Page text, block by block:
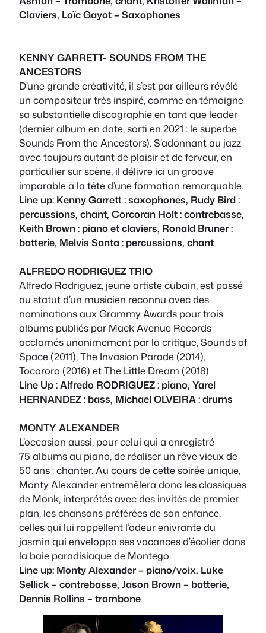
Claviers, Loïc Gayot – Saxophones
KENNY GARRETT- SOUNDS FROM THE
ANCESTORS
D’une grande créativité, il s’est par ailleurs révélé
un compositeur très inspiré, comme en témoigne
sa substantielle discographie en tant que leader
(dernier album en date, sorti en 2021 : le superbe
Sounds From the Ancestors). S’adonnant au jazz
avec toujours autant de plaisir et de ferveur, en
particulier sur scène, il délivre ici un groove
imparable à la tête d’une formation remarquable.
Line up: Kenny Garrett : saxophones, Rudy Bird :
percussions, chant, Corcoran Holt : contrebasse,
Keith Brown : piano et claviers, Ronald Bruner :
batterie, Melvis Santa : percussions, chant
ALFREDO RODRIGUEZ TRIO
Alfredo Rodriguez, jeune artiste cubain, est passé
au statut d’un musicien reconnu avec des
nominations aux Grammy Awards pour trois
albums publiés par Mack Avenue Records
acclamés unanimement par la critique, Sounds of
Space (2011), The Invasion Parade (2014),
Tocororo (2016) et The Little Dream (2018).
Line Up : Alfredo RODRIGUEZ : piano, Yarel
HERNANDEZ : bass, Michael OLVEIRA : drums
MONTY ALEXANDER
L’occasion aussi, pour celui qui a enregistré
75 albums au piano, de réaliser un rêve vieux de
50 ans : chanter. Au cours de cette soirée unique,
Monty Alexander entremêlera donc les classiques
de Monk, interprétés avec des invités de premier
plan, les chansons préférées de son enfance,
celles qui lui rappellent l’odeur enivrante du
jasmin qui enveloppa ses vacances d’écolier dans
la baie paradisiaque de Montego.
Line up: Monty Alexander – piano/voix, Luke
Sellick – contrebasse, Jason Brown – batterie,
Dennis Rollins – trombone